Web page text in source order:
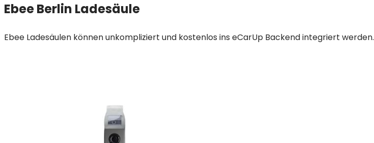
Ebee Berlin Ladesäule
Ebee Ladesäulen können unkompliziert und kostenlos ins eCarUp Backend integriert werden.